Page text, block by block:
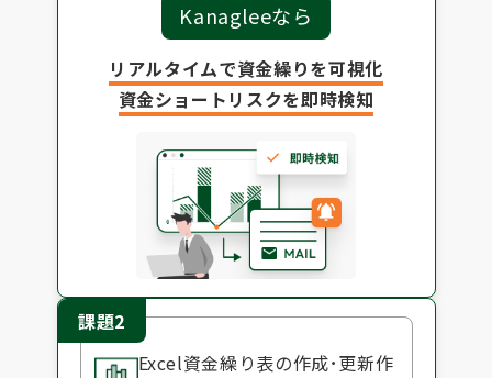
Kanagleeなら
リアルタイムで資金繰りを可視化
資金ショートリスクを即時検知
課題2
Excel資金繰り表の作成･更新作